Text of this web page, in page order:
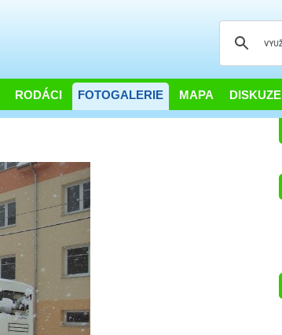
RODÁCI FOTOGALERIE MAPA DISKUZE